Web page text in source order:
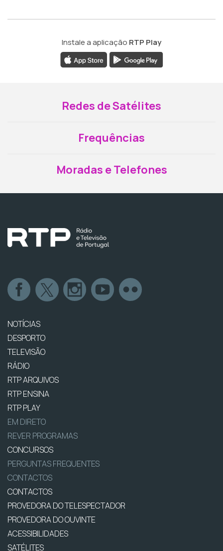
Instale a aplicação RTP Play
Redes de Satélites
Frequências
Moradas e Telefones
NOTÍCIAS
DESPORTO
TELEVISÃO
RÁDIO
RTP ARQUIVOS
RTP ENSINA
RTP PLAY
EM DIRETO
REVER PROGRAMAS
CONCURSOS
PERGUNTAS FREQUENTES
CONTACTOS
CONTACTOS
PROVEDORA DO TELESPECTADOR
PROVEDORA DO OUVINTE
ACESSIBILIDADES
SATÉLITES